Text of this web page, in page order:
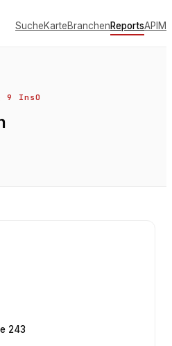
SucheKarteBranchenReportsAPI
§ 9 InsO
243